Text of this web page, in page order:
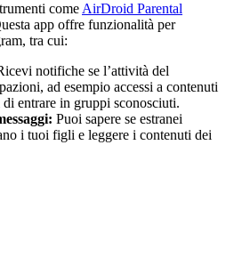
come AirDroid Parental
app offre funzionalità per
tra cui:
notifiche se l’attività del
ad esempio accessi a contenuti
entrare in gruppi sconosciuti.
Puoi sapere se estranei
i tuoi figli e leggere i contenuti dei